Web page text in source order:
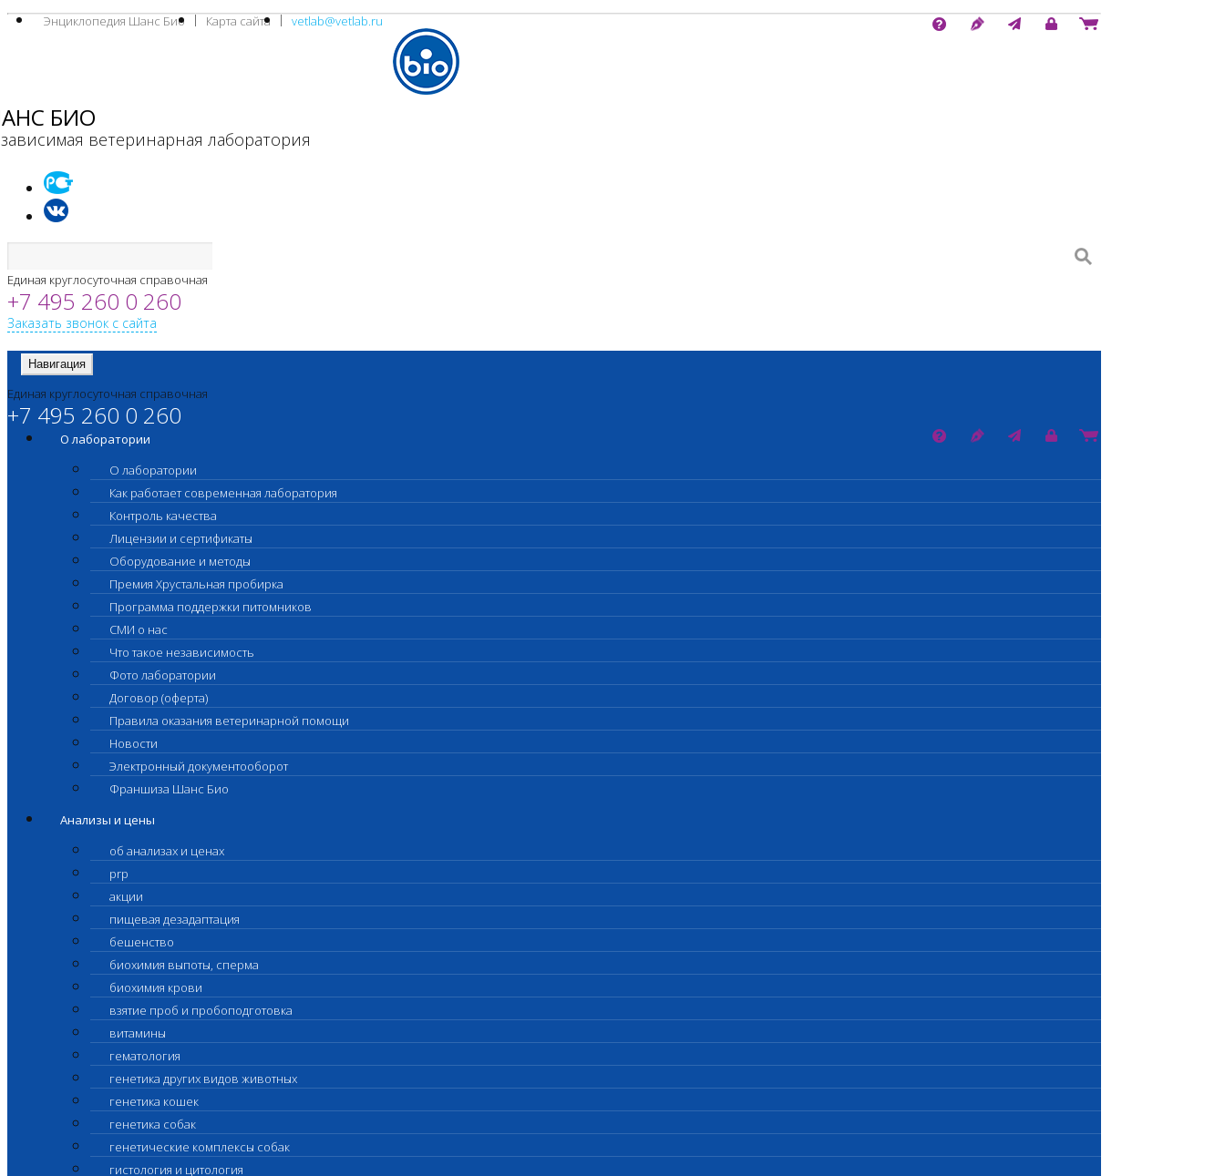
Энциклопедия Шанс Био Карта сайта vetlab@vetlab.ru
БИО
ветеринарная лаборатория
Единая круглосуточная справочная
+7 495 260 0 260
Заказать звонок с сайта
Навигация
Единая круглосуточная справочная
+7 495 260 0 260
О лаборатории
О лаборатории
Как работает современная лаборатория
Контроль качества
Лицензии и сертификаты
Оборудование и методы
Премия Хрустальная пробирка
Программа поддержки питомников
СМИ о нас
Что такое независимость
Фото лаборатории
Договор (оферта)
Правила оказания ветеринарной помощи
Новости
Электронный документооборот
Франшиза Шанс Био
Анализы и цены
об анализах и ценах
prp
акции
пищевая дезадаптация
бешенство
биохимия выпоты, сперма
биохимия крови
взятие проб и пробоподготовка
витамины
гематология
генетика других видов животных
генетика кошек
генетика собак
генетические комплексы собак
гистология и цитология